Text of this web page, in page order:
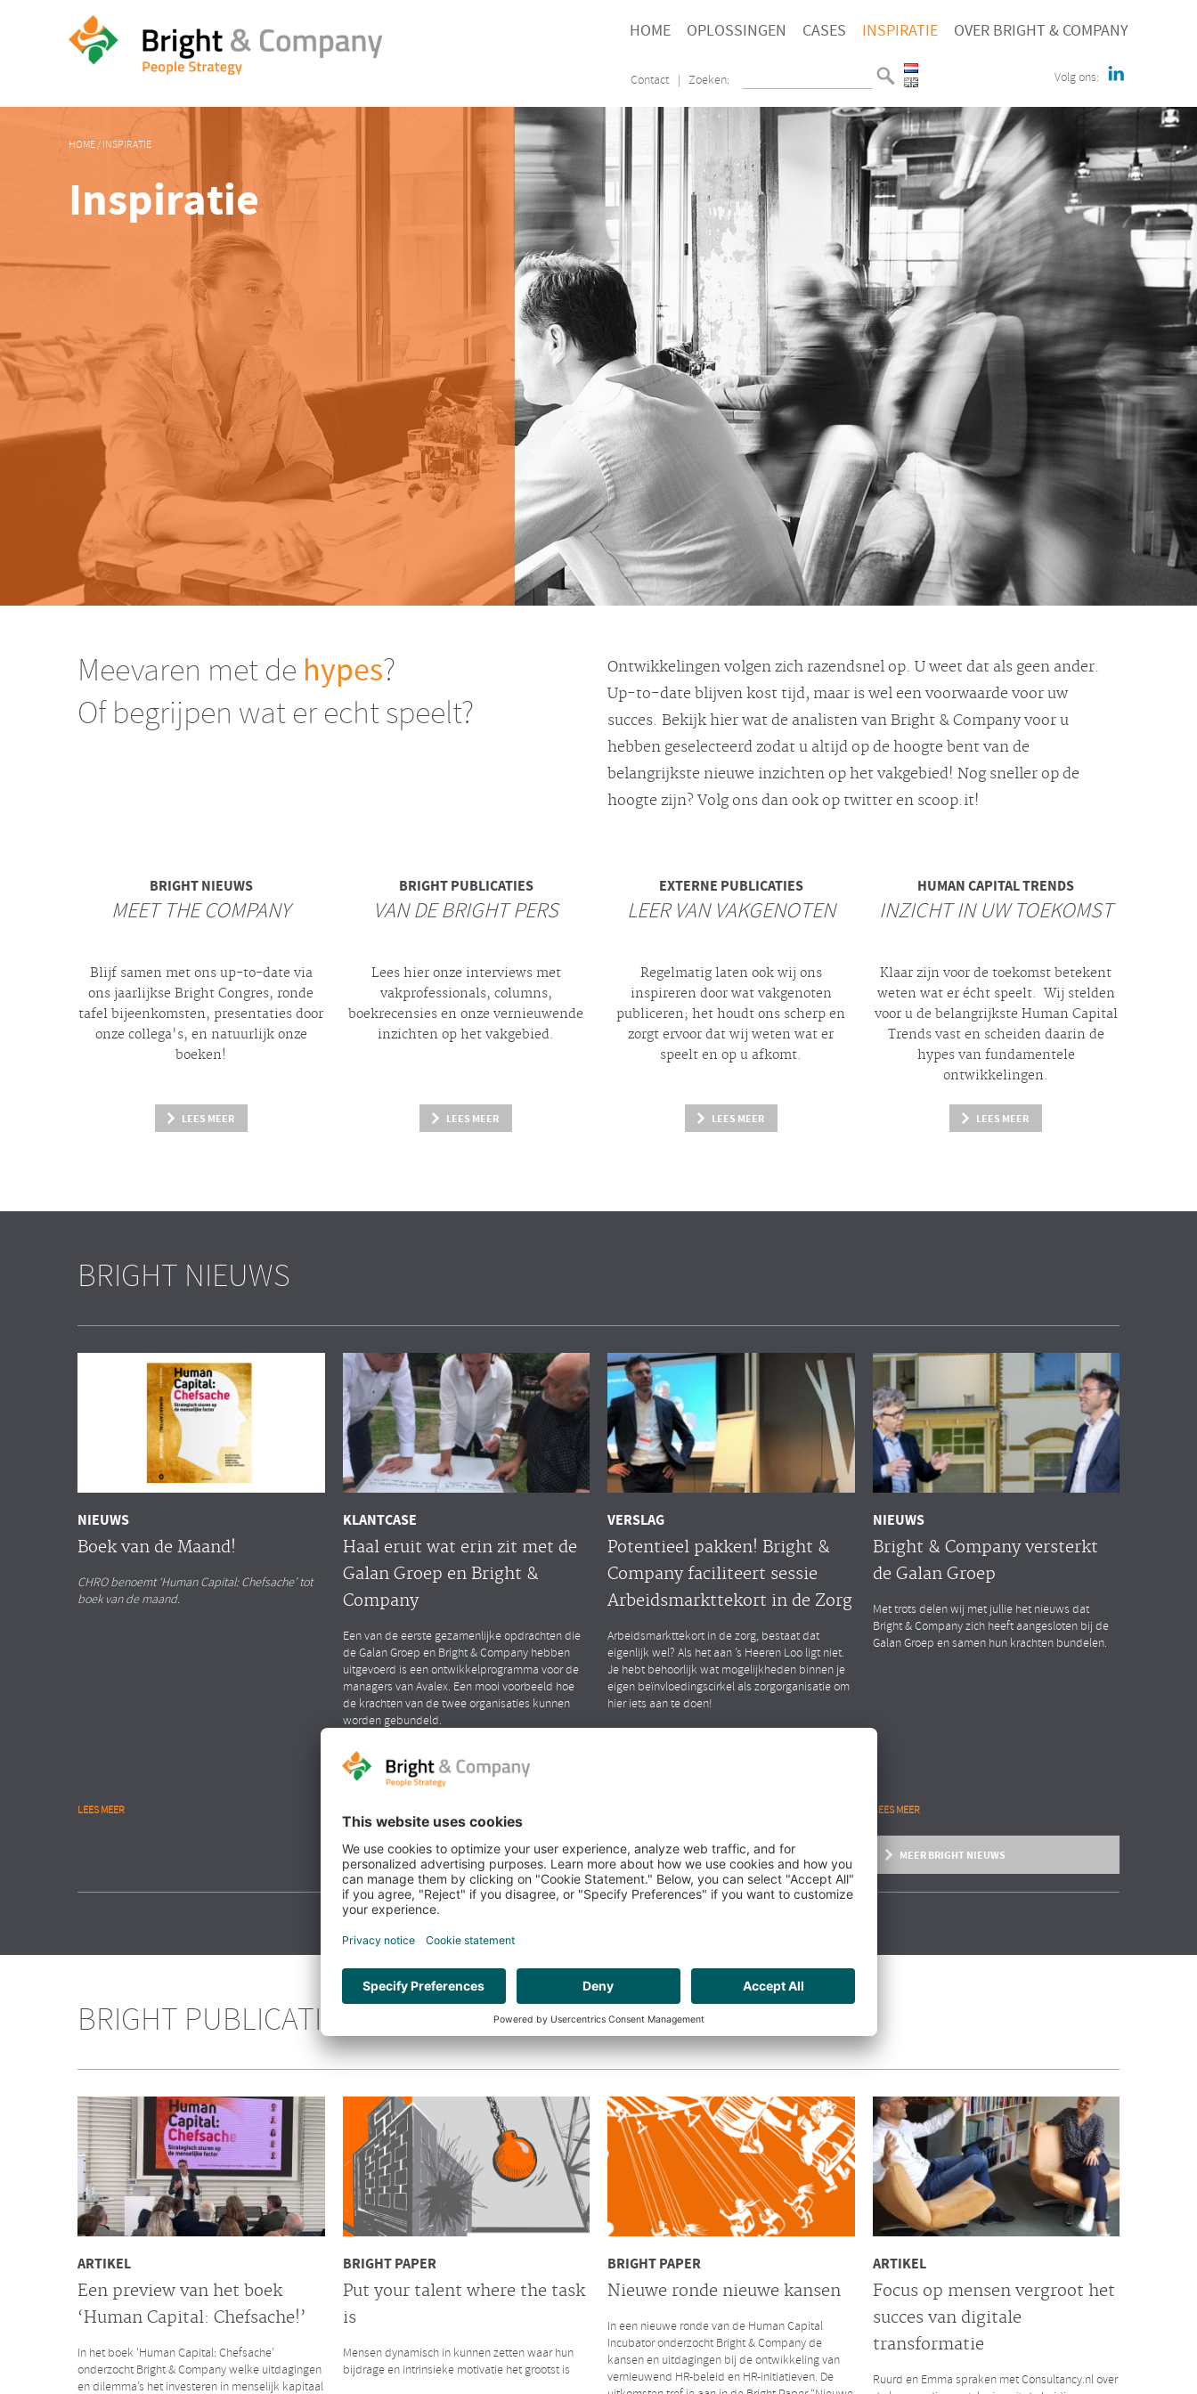
HOME OPLOSSINGEN CASES INSPIRATIE OVER BRIGHT & COMPANY
Contact | Zoeken: Volg ons:
HOME/INSPIRATIE
Inspiratie
Meevaren met de hypes?
Of begrijpen wat er echt speelt?
Ontwikkelingen volgen zich razendsnel op. U weet dat als geen ander.
Up-to-date blijven kost tijd, maar is wel een voorwaarde voor uw
succes. Bekijk hier wat de analisten van Bright & Company voor u
hebben geselecteerd zodat u altijd op de hoogte bent van de
belangrijkste nieuwe inzichten op het vakgebied! Nog sneller op de
hoogte zijn? Volg ons dan ook op twitter en scoop.it!
BRIGHTNIEUWS
MEET THE COMPANY
Blijf samen met ons up-to-date via
ons jaarlijkseBright Congres, ronde
tafel bijeenkomsten, presentaties door
onze collega's, en natuurlijk onze
boeken!
LEES MEER
BRIGHTPUBLICATIES
VAN DE BRIGHT PERS
Lees hier onze interviews met
vakprofessionals, columns,
boekrecensies en onze vernieuwende
inzichten op het vakgebied.
LEES MEER
EXTERNE PUBLICATIES
LEER VAN VAKGENOTEN
Regelmatig laten ook wij ons
inspireren door wat vakgenoten
publiceren; het houdt ons scherp en
zorgt ervoor dat wij weten wat er
speelt en op u afkomt.
LEES MEER
HUMAN CAPITAL TRENDS
INZICHT IN UW TOEKOMST
Klaar zijn voor de toekomst betekent
weten wat er échtspeelt. Wij stelden
voor u de belangrijkste Human Capital
Trends vast en scheiden daarin de
hypesvan fundamentele
ontwikkelingen.
LEES MEER
BRIGHT NIEUWS
NIEUWS
Boek van de Maand!
CHRO benoemt ‘Human Capital: Chefsache’ tot
boek van de maand.
LEES MEER
KLANTCASE
Haal eruit wat erin zit met de
Galan Groep en Bright &
Company
Een van de eerste gezamenlijke opdrachten die
de Galan Groep en Bright & Company hebben
uitgevoerd is een ontwikkelprogramma voor de
managers van Avalex. Een mooi voorbeeld hoe
de krachten van de twee organisaties kunnen
worden gebundeld.
VERSLAG
Potentieel pakken! Bright &
Company faciliteert sessie
Arbeidsmarkttekort in de Zorg
Arbeidsmarkttekort in de zorg, bestaat dat
eigenlijk wel? Als het aan ’s Heeren Loo ligt niet.
Je hebt behoorlijk wat mogelijkheden binnen je
eigen beïnvloedingscirkel als zorgorganisatie om
hier iets aan te doen!
NIEUWS
Bright & Company versterkt
de Galan Groep
Met trots delen wij met jullie het nieuws dat
Bright & Company zich heeft aangesloten bij de
Galan Groep en samen hun krachten bundelen.
LEES MEER
Bright & Company versterkt
de Galan Groep
Met trots delen wij met jullie het nieuws dat
Bright & Company zich heeft aangesloten bij de
Galan Groep en samen hun krachten bundelen.
NIEUWS
Interview met Richard en
Hendrik over het samengaan
Consultancy.nl interviewde Richard en Hendrik
over het samengaan van Bright & Company en de
Galan Groep.
INTERVIEW CHRO
De impact van massaal
thuiswerken
CHRO interviewde Ruurd Baane over het massale
thuiswerken als gevolg van de Coronacrisis. Wat
zijn de gelijkenissen en verschillen met de
kredietcrisis in 2008?
Lees hier het volledige interview
LEES MEER
INTERVIEW VISMA | RAET
De succesformule voor
waardevol HR
Visma | Raet interviewde onlangs Ruurd Baane
over de succesformule voor waardevol HR. Hoe
kun je als organisatie extra waarde toevoegen
door businesskansen te spotten vanuit een
optimale inzet van menselijk potentieel en
technologie?
Lees hier het volledige interview
MEER BRIGHT NIEUWS
BRIGHT PUBLICATIES
ARTIKEL
Een preview van het boek
‘Human Capital: Chefsache!’
In het boek ‘Human Capital: Chefsache’
onderzocht Bright & Company welke uitdagingen
en dilemma’s het investeren in menselijk kapitaal
BRIGHT PAPER
Put your talent where the task
is
Mensen dynamisch in kunnen zetten waar hun
bijdrage en intrinsieke motivatie het grootst is
BRIGHT PAPER
Nieuwe ronde nieuwe kansen
In een nieuwe ronde van de Human Capital
Incubator onderzocht Bright & Company de
kansen en uitdagingen bij de ontwikkeling van
vernieuwend HR-beleid en HR-initiatieven. De
ARTIKEL
Focus op mensen vergroot het
succes van digitale
transformatie
Ruurd en Emma spraken met Consultancy.nl over